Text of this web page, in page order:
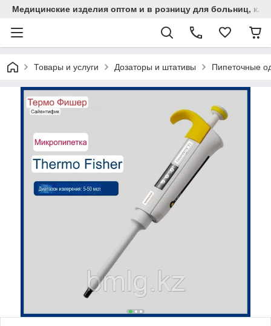
Медицинские изделия оптом и в розницу для больниц,
Товары и услуги Дозаторы и штативы Пипеточные